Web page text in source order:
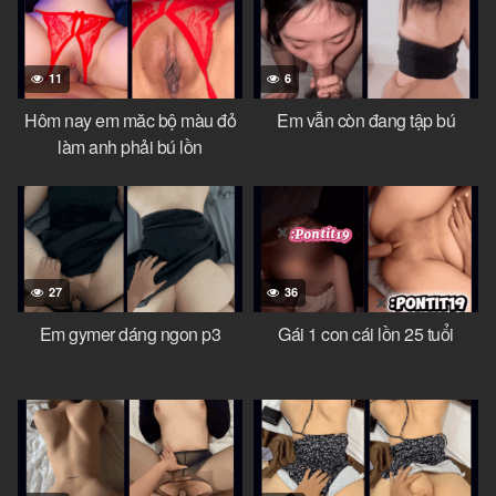
11
Hôm nay em măc bộ màu đỏ
làm anh phải bú lồn
6
Em vẫn còn đang tập bú
27
Em gymer dáng ngon p3
36
Gái 1 con cái lồn 25 tuổi